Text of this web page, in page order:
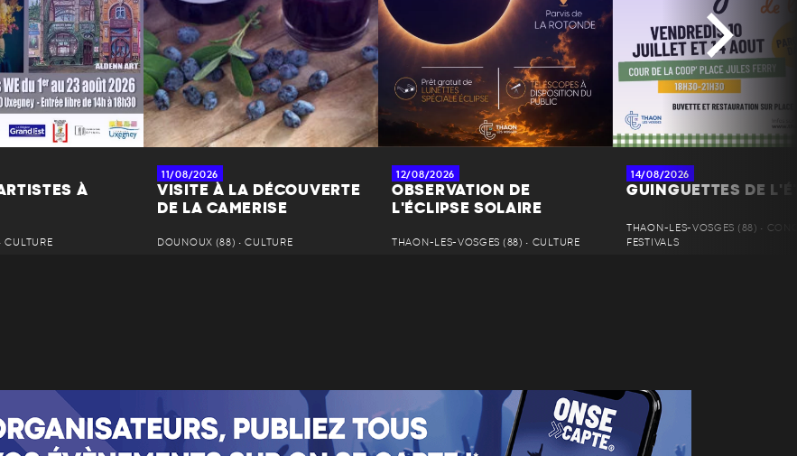
À
CULTURE
11/08/2026
VISITE À LA DÉCOUVERTE
DE LA CAMERISE
DOUNOUX (88) • CULTURE
12/08/2026
OBSERVATION DE
L'ÉCLIPSE SOLAIRE
THAON-LES-VOSGES (88) • CULTURE
14/08/2026
GUINGUETTES DE
THAON-LES-VOSGES (88) •
FESTIVALS